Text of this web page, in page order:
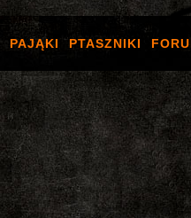
PAJĄKI PTASZNIKI